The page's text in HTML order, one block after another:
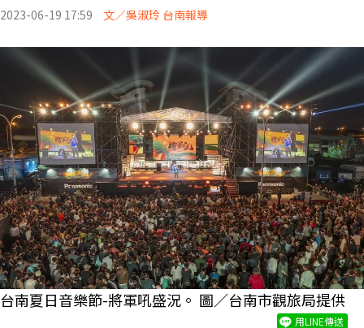
2023-06-19 17:59 文／吳淑玲 台南報導
台南夏日音樂節-將軍吼盛況。 圖／台南市觀旅局提供
用LINE傳送